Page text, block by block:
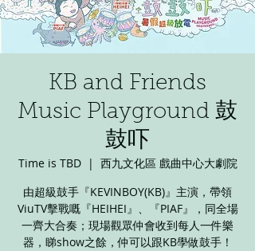
KB and Friends
Music Playground 鼓
鼓吓
Time is TBD
  |
西九文化區 戲曲中心大劇院
由超級鼓手『KEVINBOY(KB)』主演，帶領
ViuTV擊戰嘅『HEIHEI』、『PIAF』，同全場
一齊大合奏；現場觀眾仲會收到每人一件樂
器，睇show之餘，仲可以跟KB學做鼓手！